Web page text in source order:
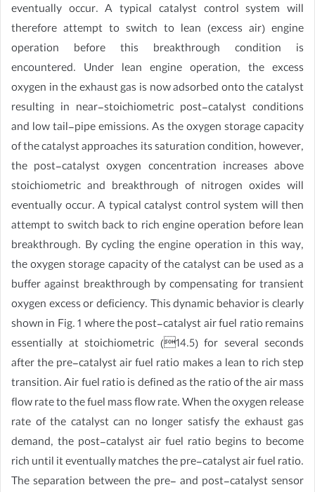
eventually occur. A typical catalyst control system will
therefore attempt to switch to lean (excess air) engine
operation before this breakthrough condition is
encountered. Under lean engine operation, the excess
oxygen in the exhaust gas is now adsorbed onto the catalyst
resulting in near-stoichiometric post-catalyst conditions
and low tail-pipe emissions. As the oxygen storage capacity
of the catalyst approaches its saturation condition, however,
the post-catalyst oxygen concentration increases above
stoichiometric and breakthrough of nitrogen oxides will
eventually occur. A typical catalyst control system will then
attempt to switch back to rich engine operation before lean
breakthrough. By cycling the engine operation in this way,
the oxygen storage capacity of the catalyst can be used as a
buffer against breakthrough by compensating for transient
oxygen excess or deficiency. This dynamic behavior is clearly
shown in Fig. 1 where the post-catalyst air fuel ratio remains
essentially at stoichiometric (14.5) for several seconds
after the pre-catalyst air fuel ratio makes a lean to rich step
transition. Air fuel ratio is defined as the ratio of the air mass
flow rate to the fuel mass flow rate. When the oxygen release
rate of the catalyst can no longer satisfy the exhaust gas
demand, the post-catalyst air fuel ratio begins to become
rich until it eventually matches the pre-catalyst air fuel ratio.
The separation between the pre- and post-catalyst sensor